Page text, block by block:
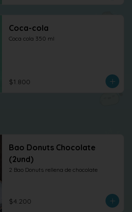
Coca-cola
Coca cola 350 ml
$1.800
Bao Donuts Chocolate
(2und)
2 Bao Donuts rellena de chocolate
$4.200